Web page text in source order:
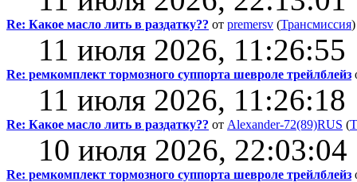
Re: Какое масло лить в раздатку?? от premersv (Трансмиссия)
11 июля 2026, 11:26:55
Re: ремкомплект тормозного суппорта шевроле трейлблейз
11 июля 2026, 11:26:18
Re: Какое масло лить в раздатку?? от Alexander-72(89)RUS (
10 июля 2026, 22:03:04
Re: ремкомплект тормозного суппорта шевроле трейлблейз